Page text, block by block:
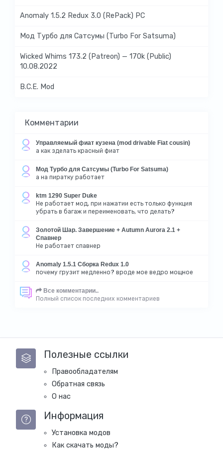
Anomaly 1.5.2 Redux 3.0 (RePack) PC
Мод Турбо для Сатсумы (Turbo For Satsuma)
Wicked Whims 173.2 (Patreon) — 170k (Public)
10.08.2022
B.C.E. Mod
Комментарии
Управляемый фиат кузена (mod drivable Fiat cousin)
а как зделать красный фиат
Мод Турбо для Сатсумы (Turbo For Satsuma)
а на пиратку работает
ktm 1290 Super Duke
Не работает мод, при нажатии есть только функция
убрать в багаж и переименовать, что делать?
Золотой Шар. Завершение + Autumn Aurora 2.1 +
Спавнер
Не работает спавнер
Anomaly 1.5.1 Сборка Redux 1.0
почему грузит медленно? вроде мое ведро мощное
Все комментарии..
Полный список последних комментариев
Полезные ссылки
Правообладателям
Обратная связь
О нас
Информация
Установка модов
Как скачать моды?